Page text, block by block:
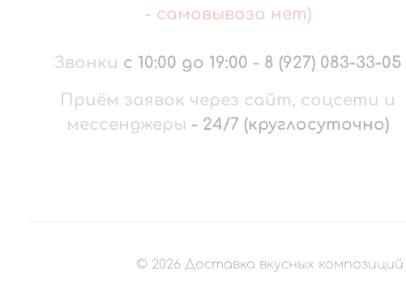
- самовывоза нет)
Звонки с 10:00 до 19:00 - 8 (927) 083-33-05
Приём заявок через сайт, соцсети и
мессенджеры - 24/7 (круглосуточно)
© 2026Доставка вкусных